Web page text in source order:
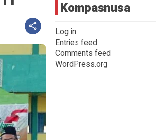
Kompasnusa
Log in
Entries feed
Comments feed
WordPress.org